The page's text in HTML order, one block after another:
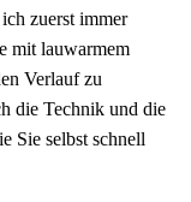
zuerst immer⁤
mit lauwarmem
Verlauf zu
die ⁣Technik und die​
Sie selbst​ schnell